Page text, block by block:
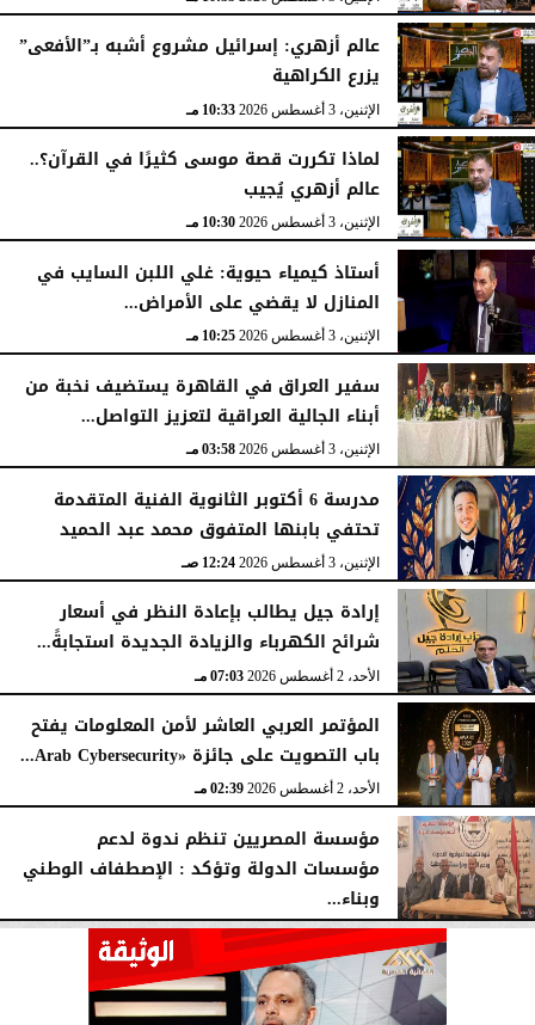
عالم أزهري: إسرائيل مشروع أشبه بـ”الأفعى”
يزرع الكراهية
الإثنين، 3 أغسطس 2026 10:33 مـ
لماذا تكررت قصة موسى كثيرًا في القرآن؟..
عالم أزهري يُجيب
الإثنين، 3 أغسطس 2026 10:30 مـ
أستاذ كيمياء حيوية: غلي اللبن السايب في
المنازل لا يقضي على الأمراض...
الإثنين، 3 أغسطس 2026 10:25 مـ
سفير العراق في القاهرة يستضيف نخبة من
أبناء الجالية العراقية لتعزيز التواصل...
الإثنين، 3 أغسطس 2026 03:58 مـ
مدرسة 6 أكتوبر الثانوية الفنية المتقدمة
تحتفي بابنها المتفوق محمد عبد الحميد
الإثنين، 3 أغسطس 2026 12:24 صـ
إرادة جيل يطالب بإعادة النظر في أسعار
شرائح الكهرباء والزيادة الجديدة استجابةً...
الأحد، 2 أغسطس 2026 07:03 مـ
المؤتمر العربي العاشر لأمن المعلومات يفتح
باب التصويت على جائزة «Arab Cybersecurity...
الأحد، 2 أغسطس 2026 02:39 مـ
مؤسسة المصريين تنظم ندوة لدعم
مؤسسات الدولة وتؤكد : الإصطفاف الوطني
وبناء...
الأحد، 2 أغسطس 2026 10:20 صـ